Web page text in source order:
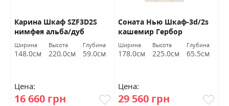
Карина Шкаф SZF3D2S
нимфея альба/дуб
сонома трюфель Гербор
Ширина
148.0см
Высота
220.0см
Глубина
59.0см
Цена:
16 660 грн
Соната Нью Шкаф-3d/2s
кашемир Гербор
Ширина
178.0см
Высота
225.0см
Глубина
65.5см
Цена:
29 560 грн